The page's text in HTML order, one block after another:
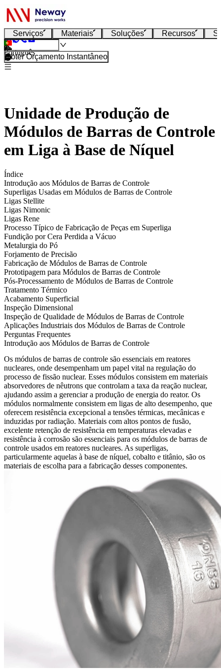
Serviços Materiais Soluções Recursos
Português
Obter Orçamento Instantâneo
Unidade de Produção de
Módulos de Barras de Controle
em Liga à Base de Níquel
Índice
Introdução aos Módulos de Barras de Controle
Superligas Usadas em Módulos de Barras de Controle
Ligas Stellite
Ligas Nimonic
Ligas Rene
Processo Típico de Fabricação de Peças em Superliga
Fundição por Cera Perdida a Vácuo
Metalurgia do Pó
Forjamento de Precisão
Fabricação de Módulos de Barras de Controle
Prototipagem para Módulos de Barras de Controle
Pós-Processamento de Módulos de Barras de Controle
Tratamento Térmico
Acabamento Superficial
Inspeção Dimensional
Inspeção de Qualidade de Módulos de Barras de Controle
Aplicações Industriais dos Módulos de Barras de Controle
Perguntas Frequentes
Introdução aos Módulos de Barras de Controle
Os módulos de barras de controle são essenciais em reatores
nucleares, onde desempenham um papel vital na regulação do
processo de fissão nuclear. Esses módulos consistem em materiais
absorvedores de nêutrons que controlam a taxa da reação nuclear,
ajudando assim a gerenciar a produção de energia do reator. Os
módulos normalmente consistem em ligas de alto desempenho, que
oferecem resistência excepcional a tensões térmicas, mecânicas e
induzidas por radiação. Materiais com altos pontos de fusão,
excelente retenção de resistência em temperaturas elevadas e
resistência à corrosão são essenciais para os módulos de barras de
controle usados em reatores nucleares. As superligas,
particularmente aquelas à base de níquel, cobalto e titânio, são os
materiais de escolha para a fabricação desses componentes.